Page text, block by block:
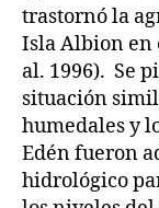
trastornó la
Isla Albion en
al. 1996). Se
situación
humedales y
Edén fueron
hidrológico